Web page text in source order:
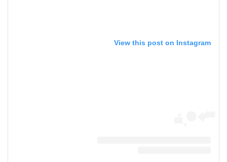
View this post on Instagram